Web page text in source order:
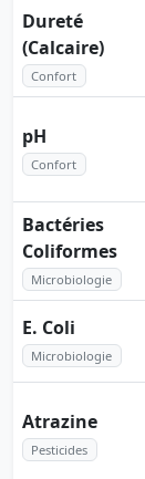
Dureté
(Calcaire)
Confort
pH
Confort
Bactéries
Coliformes
Microbiologie
E. Coli
Microbiologie
Atrazine
Pesticides